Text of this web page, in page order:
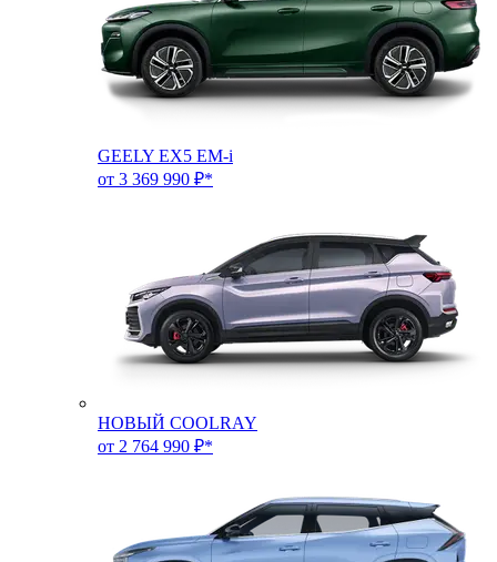
GEELY EX5 EM-i
от 3 369 990 ₽*
НОВЫЙ COOLRAY
от 2 764 990 ₽*